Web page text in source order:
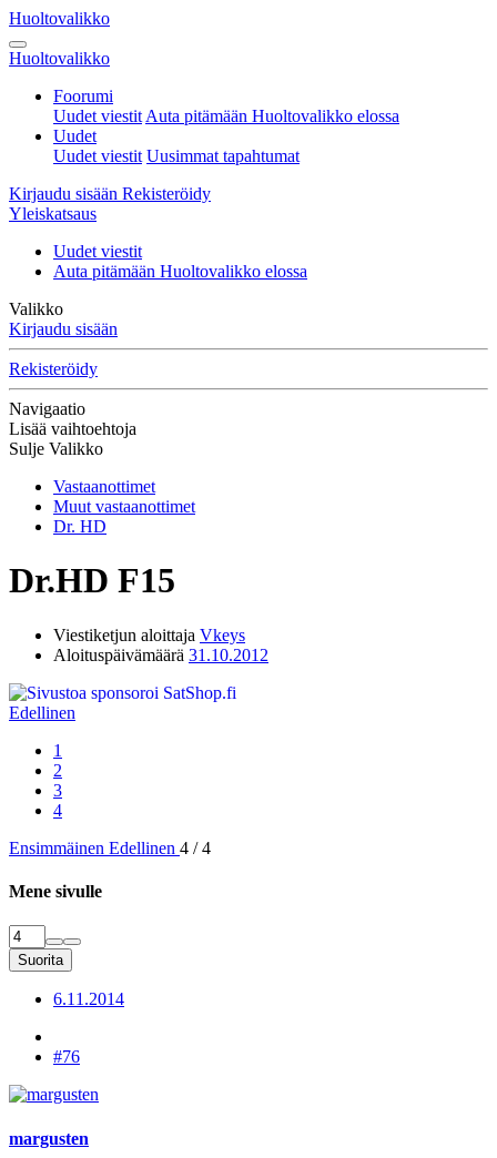
Huoltovalikko
Huoltovalikko
Foorumi
Uudet viestit Auta pitämään Huoltovalikko elossa
Uudet
Uudet viestit Uusimmat tapahtumat
Kirjaudu sisään Rekisteröidy
Yleiskatsaus
Uudet viestit
Auta pitämään Huoltovalikko elossa
Valikko
Kirjaudu sisään
Rekisteröidy
Navigaatio
Lisää vaihtoehtoja
Sulje Valikko
Vastaanottimet
Muut vastaanottimet
Dr. HD
Dr.HD F15
Viestiketjun aloittaja Vkeys
Aloituspäivämäärä 31.10.2012
Edellinen
1
2
3
4
Ensimmäinen Edellinen 4 / 4
Mene sivulle
Suorita
6.11.2014
#76
margusten